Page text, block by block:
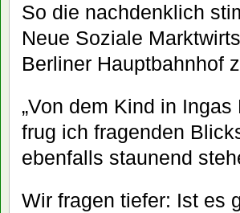
So die nachdenklich
Neue Soziale
Berliner Hauptbahnhof
„Von dem Kind in
frug ich fragenden
ebenfalls staunend
Wir fragen tiefer: Ist es